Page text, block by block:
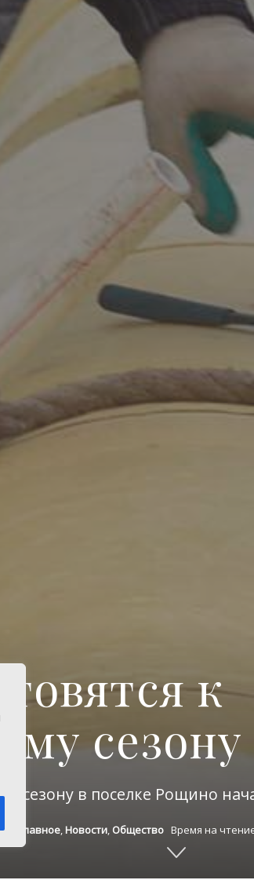
к
сезону
сезону в поселке Рощино
Главное,Новости, Общество Время на